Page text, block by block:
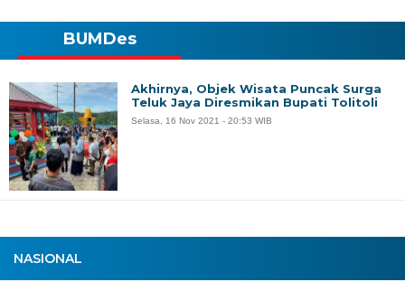
NASIONAL
BUMDes
Akhirnya, Objek Wisata Puncak Surga
Teluk Jaya Diresmikan Bupati Tolitoli
Selasa, 16 Nov 2021 - 20:53 WIB